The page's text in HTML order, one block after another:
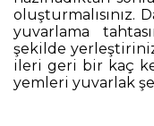
oluşturmalısınız.
yuvarlama
şekilde
ileri geri bir kaç
yemleri yuvarlak